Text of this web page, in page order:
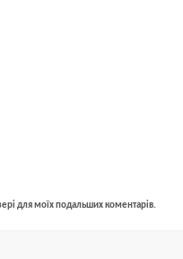
для моїх подальших коментарів.